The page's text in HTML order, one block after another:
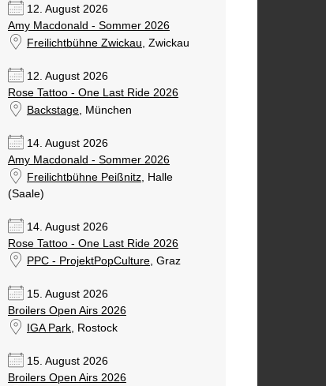
12. August 2026
Amy Macdonald - Sommer 2026
Freilichtbühne Zwickau, Zwickau
12. August 2026
Rose Tattoo - One Last Ride 2026
Backstage, München
14. August 2026
Amy Macdonald - Sommer 2026
Freilichtbühne Peißnitz, Halle
(Saale)
14. August 2026
Rose Tattoo - One Last Ride 2026
PPC - ProjektPopCulture, Graz
15. August 2026
Broilers Open Airs 2026
IGA Park, Rostock
15. August 2026
Broilers Open Airs 2026